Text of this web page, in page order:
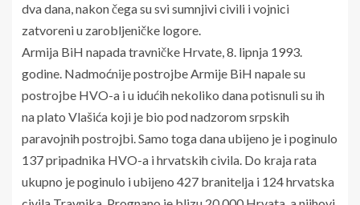
dva dana, nakon čega su svi sumnjivi civili i vojnici
zatvoreni u zarobljeničke logore.
Armija BiH napada travničke Hrvate, 8. lipnja 1993.
godine. Nadmoćnije postrojbe Armije BiH napale su
postrojbe HVO-a i u idućih nekoliko dana potisnuli su ih
na plato Vlašića koji je bio pod nadzorom srpskih
paravojnih postrojbi. Samo toga dana ubijeno je i poginulo
137 pripadnika HVO-a i hrvatskih civila. Do kraja rata
ukupno je poginulo i ubijeno 427 branitelja i 124 hrvatska